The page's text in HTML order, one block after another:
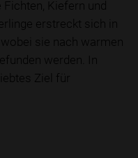
Kiefern und
erstreckt sich in
sie nach warmen
werden. In
Ziel für